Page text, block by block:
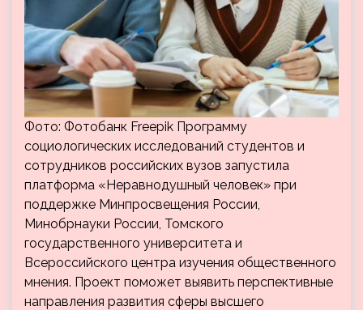
Фото: Фотобанк Freepik Программу
социологических исследований студентов и
сотрудников российских вузов запустила
платформа «Неравнодушный человек» при
поддержке Минпросвещения России,
Минобрнауки России, Томского
государственного университета и
Всероссийского центра изучения общественного
мнения. Проект поможет выявить перспективные
направления развития сферы высшего